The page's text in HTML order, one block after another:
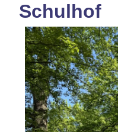
Schulhof